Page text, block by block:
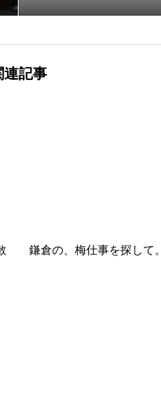
連記事
鎌倉の、梅仕事を探して。